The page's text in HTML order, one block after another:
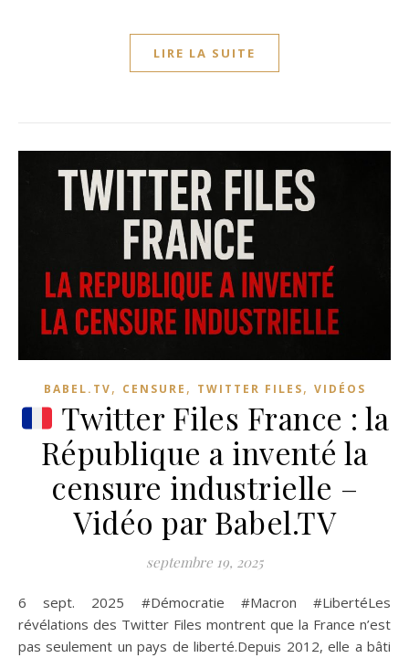
LIRE LA SUITE
BABEL.TV, CENSURE , TWITTER FILES, VIDÉOS
Twitter Files France : la
République a inventé la
censure industrielle –
Vidéo par Babel.TV
septembre 19, 2025
6 sept. 2025 #Démocratie #Macron #LibertéLes
révélations des Twitter Files montrent que la France n’est
pas seulement un pays de liberté.Depuis 2012, elle a bâti